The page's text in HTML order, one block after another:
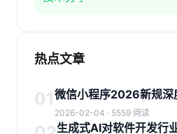
热点文章
01微信小程序2026新规深
2026-02-04 · 5559 阅读
生成式AI对软件开发行